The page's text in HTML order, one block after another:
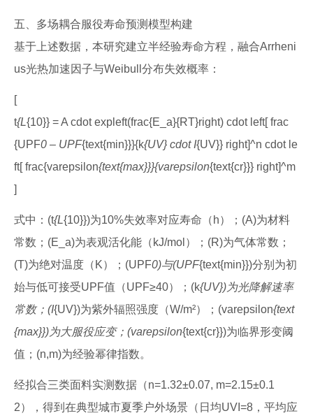
五、多场耦合服役寿命预测模型构建
基于上述数据，本研究建立半经验寿命方程，融合Arrheni
us光热加速因子与Weibull分布失效概率：
[
t{L{10}} = A cdot expleft(frac{E_a}{RT}right) cdot left[ frac
{UPF0 – UPF{text{min}}}{k{UV} cdot I{UV}} right]^n cdot le
ft[ frac{varepsilon{text{max}}}{varepsilon{text{cr}}} right]^m
]
式中：(t{L{10}})为10%失效率对应寿命（h）；(A)为材料
常数；(E_a)为表观活化能（kJ/mol）；(R)为气体常数；
(T)为绝对温度（K）；(UPF0)与(UPF{text{min}})分别为初
始与低可接受UPF值（UPF≥40）；(k{UV})为光降解速率
常数；(I{UV})为紫外辐照强度（W/m²）；(varepsilon{text
{max}})为大服役应变；(varepsilon{text{cr}})为临界形变阈
值；(n,m)为经验幂律指数。
经拟合三类面料实测数据（n=1.32±0.07, m=2.15±0.1
2），得到在典型城市夏季户外场景（日均UVI=8，平均应